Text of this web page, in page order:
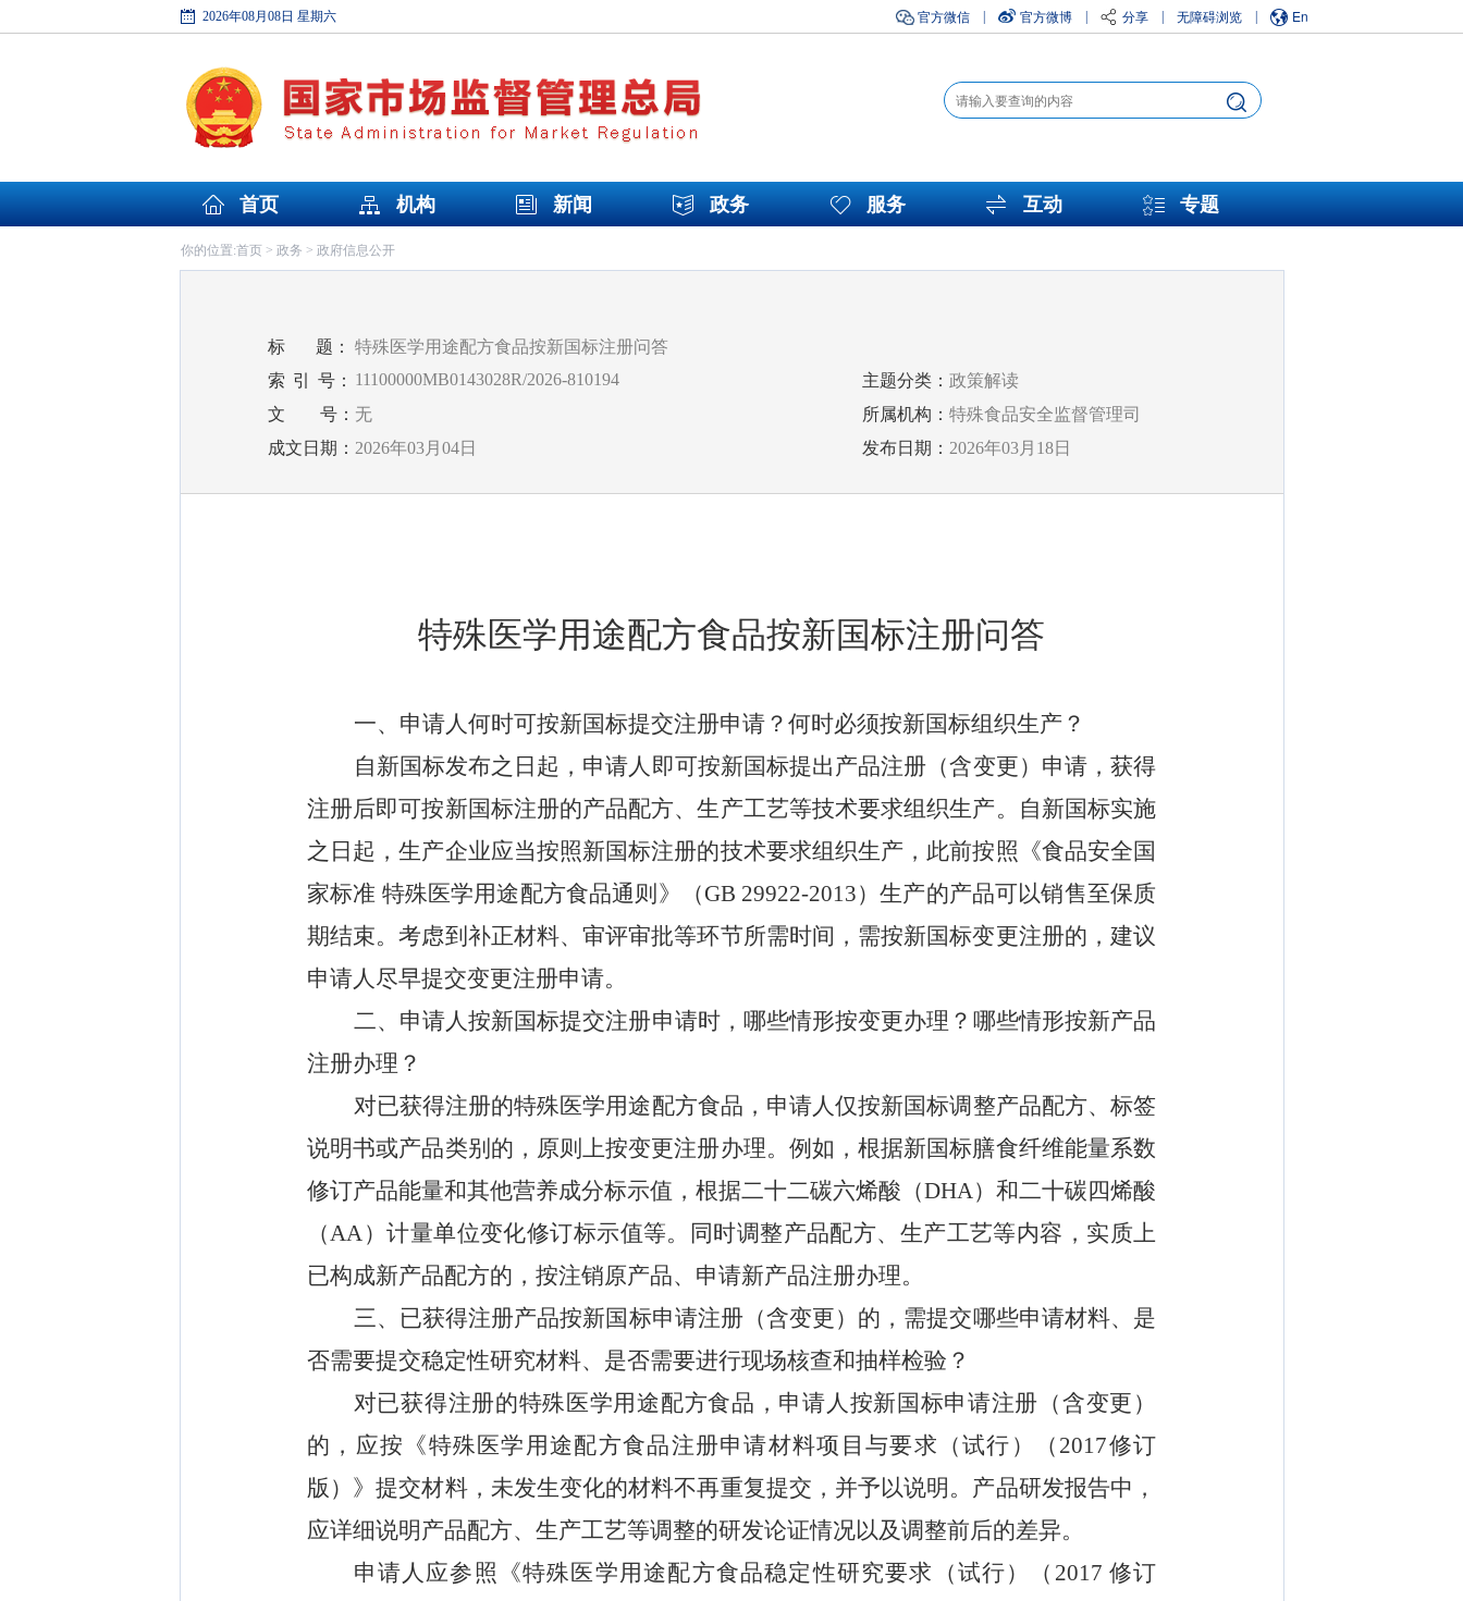
2026年08月08日 星期六 官方微信 官方微博 分享 无障碍浏览 En
首页 机构 新闻 政务 服务 互动 专题
你的位置:首页> 政务 > 政府信息公开
标 题：
特殊医学用途配方食品按新国标注册问答
索 引 号： 11100000MB0143028R/2026-810194 主题分类： 政策解读
文
号： 无 所属机构： 特殊食品安全监督管理司
成文日期： 2026年03月04日 发布日期： 2026年03月18日
特殊医学用途配方食品按新国标注册问答
一、申请人何时可按新国标提交注册申请？何时必须按新国标组织生产？
自新国标发布之日起，申请人即可按新国标提出产品注册（含变更）申请，获得
注册后即可按新国标注册的产品配方、生产工艺等技术要求组织生产。自新国标实施
之日起，生产企业应当按照新国标注册的技术要求组织生产，此前按照《食品安全国
家标准 特殊医学用途配方食品通则》（GB 29922-2013）生产的产品可以销售至保质
期结束。考虑到补正材料、审评审批等环节所需时间，需按新国标变更注册的， 建议
申请人尽早提交变更注册申请。
二、申请人按新国标提交注册申请时，哪些情形按变更办理？哪些情形按新产品
注册办理？
对已获得注册的特殊医学用途配方食品，申请人仅按新国标调整产品配方、标签
说明书或产品类别的，原则上按变更注册办理。 例如，根据新国标膳食纤维能量系数
修订产品能量和其他营养成分标示值，根据二十二碳六烯酸（DHA）和二十碳四烯酸
（AA）计量单位变化修订标示值等。
同时调整产品配方、生产工艺等内容，实质上
已构成新产品配方的，按注销原产品、申请新产品注册办理。
三、 已获得注册产品按新国标申请注册（含变更）的，需提交哪些申请材料、是
否需要提交稳定性研究材料、是否需要进行现场核查和抽样检验？
对已获得注册的特殊医学用途配方食品，申请人按新国标申请注册（含变更）
的， 应按《特殊医学用途配方食品注册申请材料项目与要求（试行）（ 2017修订
版）》提交材料，未发生变化的材料不再重复提交，并予以说明。产品研发报告中，
应详细说明产品配方、生产工艺等调整的研发论证情况以及调整前后的差异。
申请人应参照《特殊医学用途配方食品稳定性研究要求（试行）（ 2017 修订